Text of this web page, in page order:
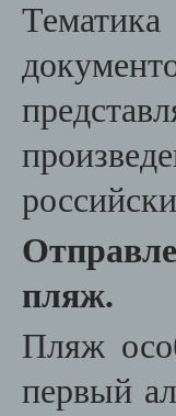
пляж.
Пляж
первый